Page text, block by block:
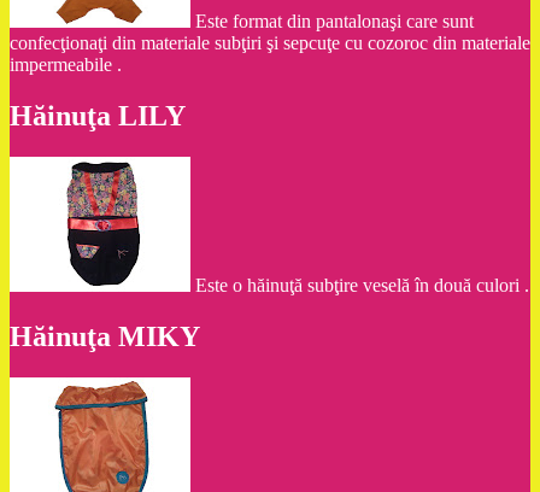
Este format din pantalonaşi care sunt
confecţionaţi din materiale subţiri şi sepcuţe cu cozoroc din materiale
impermeabile .
Hăinuţa LILY
Este o hăinuţă subţire veselă în două culori .
Hăinuţa MIKY